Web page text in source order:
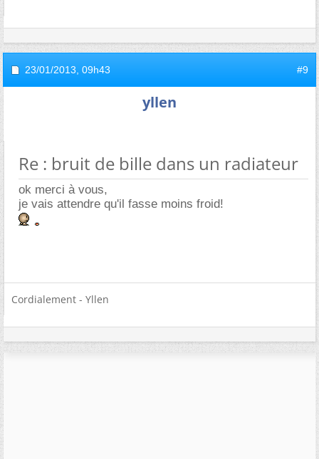
23/01/2013, 09h43 #9
yllen
Re : bruit de bille dans un radiateur
ok merci à vous,
je vais attendre qu'il fasse moins froid!
Cordialement - Yllen